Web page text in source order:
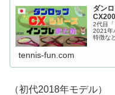
ダン
2代目
2021年
特徴な
tennis-fun.com
（初代2018年モデル）